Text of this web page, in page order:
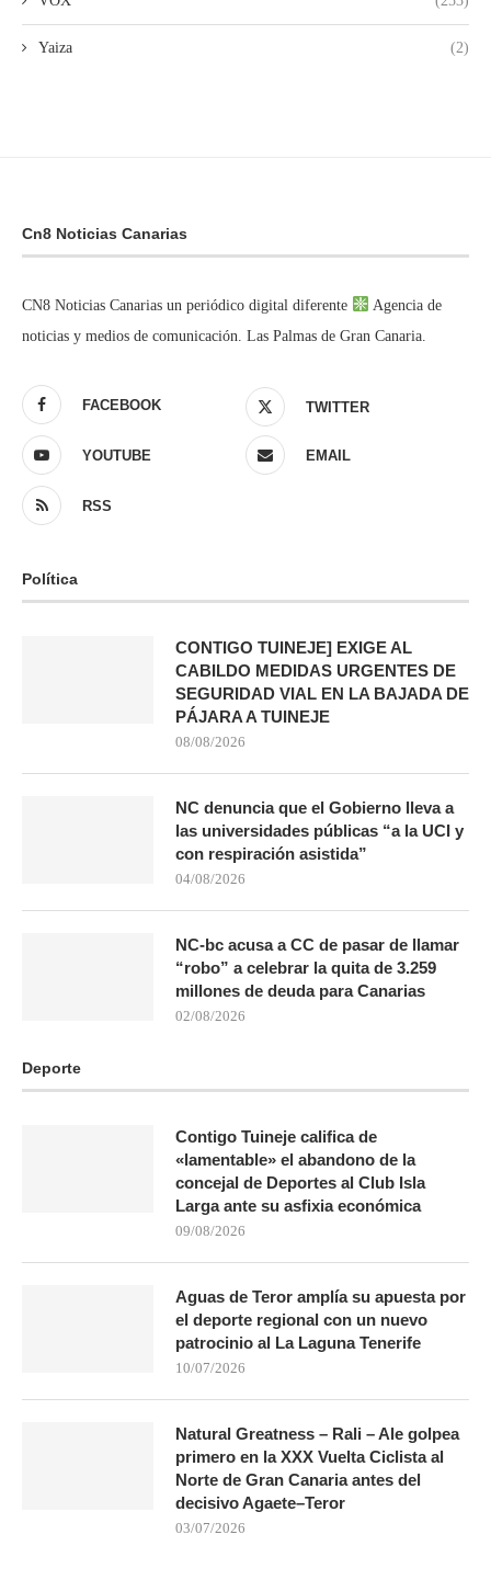
Yaiza (2)
Cn8 Noticias Canarias
CN8 Noticias Canarias un periódico digital diferente
Agencia de
noticias y medios de comunicación. Las Palmas de Gran Canaria.
FACEBOOK TWITTER
YOUTUBE EMAIL
RSS
Política
CONTIGO TUINEJE] EXIGE AL
CABILDO MEDIDAS URGENTES DE
SEGURIDAD VIAL EN LA BAJADA DE
PÁJARA A TUINEJE
08/08/2026
NC denuncia que el Gobierno lleva a
las universidades públicas “a la UCI y
con respiración asistida”
04/08/2026
NC-bc acusa a CC de pasar de llamar
“robo” a celebrar la quita de 3.259
millones de deuda para Canarias
02/08/2026
Deporte
Contigo Tuineje califica de
«lamentable» el abandono de la
concejal de Deportes al Club Isla
Larga ante su asfixia económica
09/08/2026
Aguas de Teror amplía su apuesta por
el deporte regional con un nuevo
patrocinio al La Laguna Tenerife
10/07/2026
Natural Greatness – Rali – Ale golpea
primero en la XXX Vuelta Ciclista al
Norte de Gran Canaria antes del
decisivo Agaete–Teror
03/07/2026